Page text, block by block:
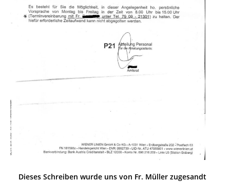
Dieses Schreiben wurde uns von Fr. Müller zugesandt